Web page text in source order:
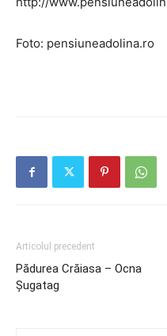
Foto: pensiuneadolina.ro
Articolul precedent
Pădurea Crăiasa – Ocna
Șugatag